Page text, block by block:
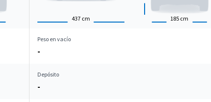
437 cm 185 cm
Peso en vacío
-
Depósito
-